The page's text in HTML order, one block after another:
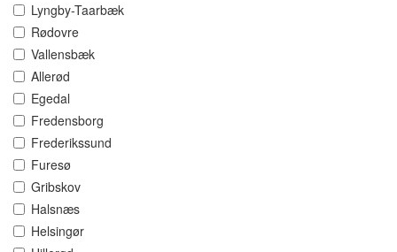
Lyngby-Taarbæk
Rødovre
Vallensbæk
Allerød
Egedal
Fredensborg
Frederikssund
Furesø
Gribskov
Halsnæs
Helsingør